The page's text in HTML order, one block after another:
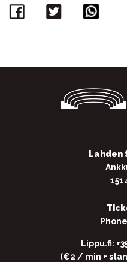
Facebook
Twitter
Lahden
Lippu.fi:
(€2 / min +